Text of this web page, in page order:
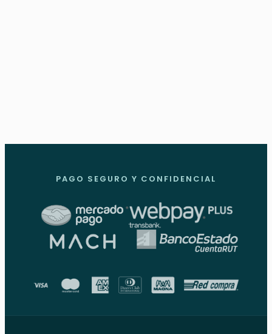
PAGO SEGURO Y CONFIDENCIAL